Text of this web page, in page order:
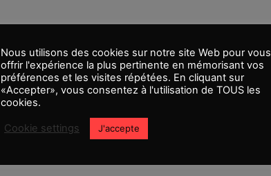
Nous utilisons des cookies sur notre site Web pour vous
offrir l'expérience la plus pertinente en mémorisant vos
préférences et les visites répétées. En cliquant sur
«Accepter», vous consentez à l'utilisation de TOUS les
cookies.
Cookie settings J'accepte